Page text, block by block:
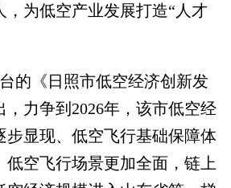
，为低空产业发展打造“人才
《日照市低空经济创新发
，力争到2026年，该市低空经
步显现、低空飞行基础保障体
低空飞行场景更加全面，链上